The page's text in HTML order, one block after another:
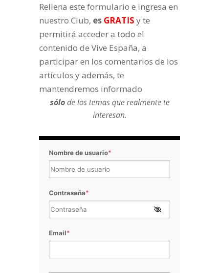
Rellena este formulario e ingresa en
nuestro Club, es GRATIS y te
permitirá acceder a todo el
contenido de Vive España, a
participar en los comentarios de los
artículos y además, te
mantendremos informado
sólode los temas que realmente te
interesan.
Nombre de usuario*
Contraseña*
Email*